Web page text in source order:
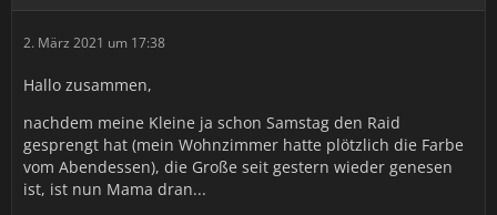
2. März 2021 um 17:38
Hallo zusammen,
nachdem meine Kleine ja schon Samstag den Raid
gesprengt hat (mein Wohnzimmer hatte plötzlich die Farbe
vom Abendessen), die Große seit gestern wieder genesen
ist, ist nun Mama dran...